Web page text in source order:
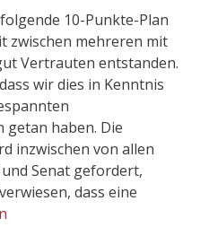
10-Punkte-Plan
zwischen mehreren mit
Vertrauten entstanden.
wir dies in Kenntnis
haben. Die
inzwischen von allen
Senat gefordert,
dass eine